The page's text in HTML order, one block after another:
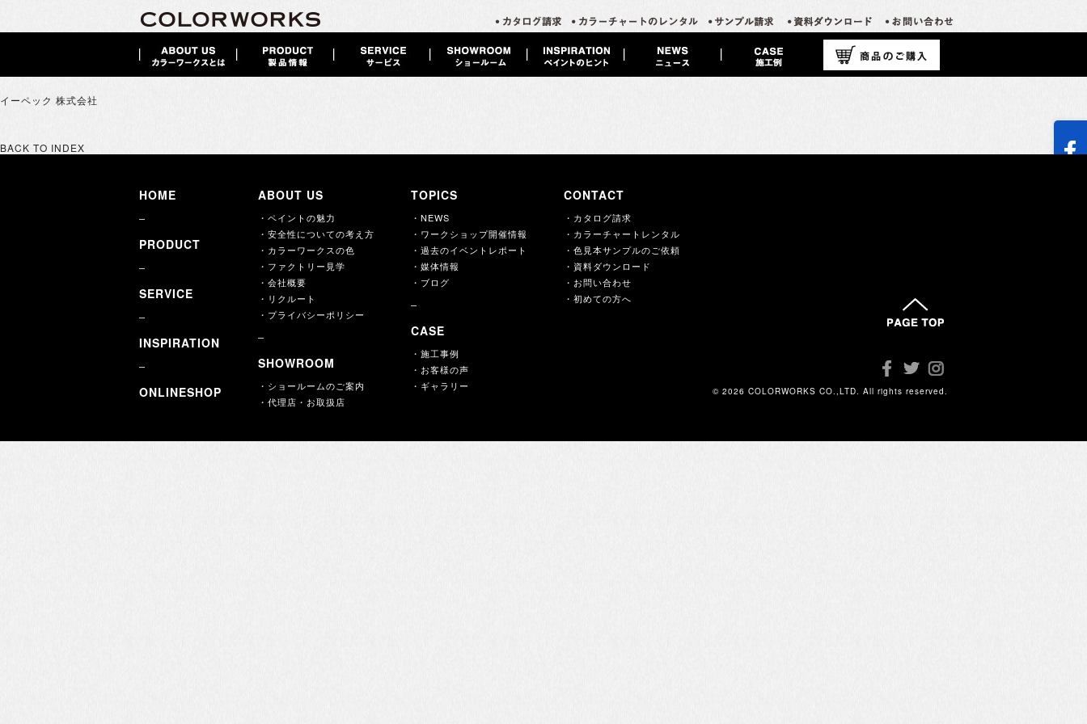
イーペック 株式会社
BACK TO INDEX
HOME
PRODUCT
SERVICE
INSPIRATION
ONLINESHOP
ABOUT US
・ペイントの魅力
・安全性についての考え方
・カラーワークスの色
・ファクトリー見学
・会社概要
・リクルート
・プライバシーポリシー
SHOWROOM
・ショールームのご案内
・代理店・お取扱店
TOPICS
・NEWS
・ワークショップ開催情報
・過去のイベントレポート
・媒体情報
・ブログ
CASE
・施工事例
・お客様の声
・ギャラリー
CONTACT
・カタログ請求
・カラーチャートレンタル
・色見本サンプルのご依頼
・資料ダウンロード
・お問い合わせ
・初めての方へ
© 2026 COLORWORKS CO.,LTD. All rights reserved.